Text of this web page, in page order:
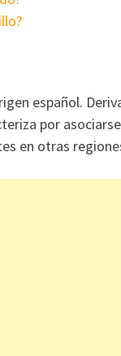
español.
por
en otras